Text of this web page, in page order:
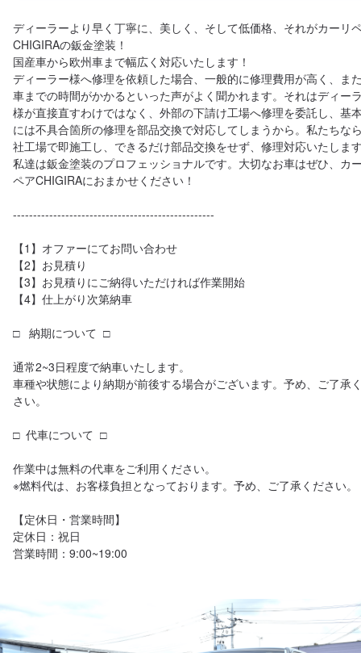
ディーラーより早く丁寧に、美しく、そして低価格、それがカーリ
CHIGIRAの鈑金塗装！
国産車から欧州車まで幅広く対応いたします！
ディーラー様へ修理を依頼した場合、一般的に修理費用が高く、ま
車までの時間がかかるといった声がよく聞かれます。それはディー
様が直接直すわけではなく、外部の下請け工場へ修理を委託し、基
には不具合箇所の修理を部品交換で対応してしまうから。私たちな
社工場で即施工し、できるだけ部品交換をせず、修理対応いたしま
私達は鈑金塗装のプロフェッショナルです。大切なお車はぜひ、カ
ペアCHIGIRAにおまかせください！
--------------------------------------------------
【1】オファーにてお問い合わせ
【2】お見積り
【3】お見積りにご納得いただければ作業開始
【4】仕上がり次第納車
□   納期について  □
通常2~3日程度で納車いたします。
車種や状態により納期が前後する場合がございます。予め、ご了承
さい。
□  代車について  □
作業中は無料の代車をご利用ください。
※燃料代は、お客様負担となっております。予め、ご了承ください。
【定休日・営業時間】
定休日：祝日
営業時間：9:00~19:00